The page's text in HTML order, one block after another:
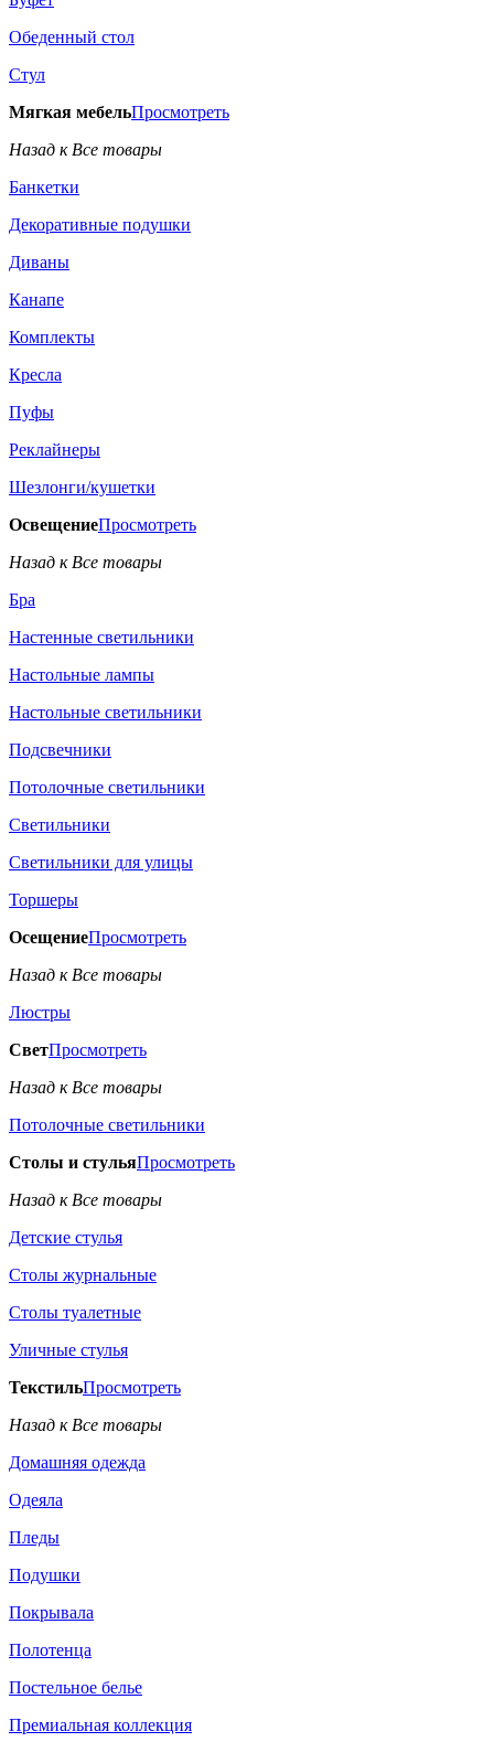
Обеденный стол
Стул
Мягкая мебельПросмотреть
Назад к Все товары
Банкетки
Декоративные подушки
Диваны
Канапе
Комплекты
Кресла
Пуфы
Реклайнеры
Шезлонги/кушетки
ОсвещениеПросмотреть
Назад к Все товары
Бра
Настенные светильники
Настольные лампы
Настольные светильники
Подсвечники
Потолочные светильники
Светильники
Светильники для улицы
Торшеры
ОсещениеПросмотреть
Назад к Все товары
Люстры
СветПросмотреть
Назад к Все товары
Потолочные светильники
Столы и стульяПросмотреть
Назад к Все товары
Детские стулья
Столы журнальные
Столы туалетные
Уличные стулья
ТекстильПросмотреть
Назад к Все товары
Домашняя одежда
Одеяла
Пледы
Подушки
Покрывала
Полотенца
Постельное белье
Премиальная коллекция